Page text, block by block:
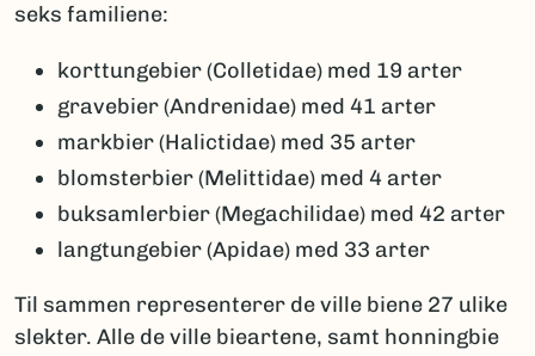
seks familiene:
korttungebier (Colletidae) med 19 arter
gravebier (Andrenidae) med 41 arter
markbier (Halictidae) med 35 arter
blomsterbier (Melittidae) med 4 arter
buksamlerbier (Megachilidae) med 42 arter
langtungebier (Apidae) med 33 arter
Til sammen representerer de ville biene 27 ulike
slekter. Alle de ville bieartene, samt honningbie